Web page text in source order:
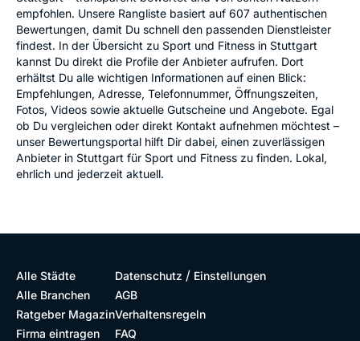
empfohlen. Unsere Rangliste basiert auf 607 authentischen
Bewertungen, damit Du schnell den passenden Dienstleister
findest. In der Übersicht zu Sport und Fitness in Stuttgart
kannst Du direkt die Profile der Anbieter aufrufen. Dort
erhältst Du alle wichtigen Informationen auf einen Blick:
Empfehlungen, Adresse, Telefonnummer, Öffnungszeiten,
Fotos, Videos sowie aktuelle Gutscheine und Angebote. Egal
ob Du vergleichen oder direkt Kontakt aufnehmen möchtest –
unser Bewertungsportal hilft Dir dabei, einen zuverlässigen
Anbieter in Stuttgart für Sport und Fitness zu finden. Lokal,
ehrlich und jederzeit aktuell.
Alle Städte
Alle Branchen
Ratgeber Magazin
Firma eintragen
Datenschutz / Einstellungen
AGB
Verhaltensregeln
FAQ